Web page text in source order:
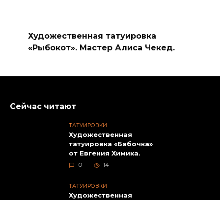
Художественная татуировка
«Рыбокот». Мастер Алиса Чекед.
Сейчас читают
ТАТУИРОВКИ
Художественная
татуировка «Бабочка»
от Евгения Химика.
0 14
ТАТУИРОВКИ
Художественная